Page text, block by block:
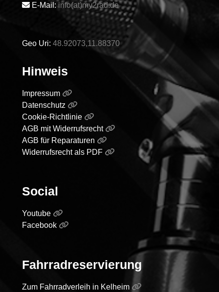
E-Mail: info(at)my2rad.de
Geo Uri: 48.92073,11.88370
Hinweis
Impressum
Datenschutz
Cookie-Richtlinie
AGB mit Widerrufsrecht
AGB für Reparaturen
Widerrufsrecht als PDF
Social
Youtube
Facebook
Fahrradreservierung
Zum Fahrradverleih in Kelheim